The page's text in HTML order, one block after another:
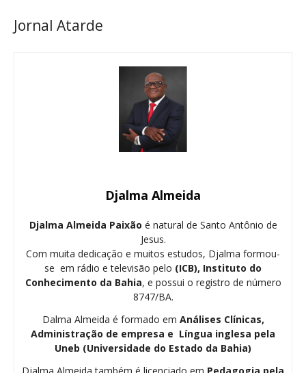
Jornal Atarde
Djalma Almeida
Djalma Almeida Paixão é natural de Santo Antônio de
Jesus.
Com muita dedicação e muitos estudos, Djalma formou-
se em rádio e televisão pelo (ICB), Instituto do
Conhecimento da Bahia, e possui o registro de número
8747/BA.
Dalma Almeida é formado em Análises Clínicas,
Administração de empresa e Língua inglesa pela
Uneb (Universidade do Estado da Bahia)